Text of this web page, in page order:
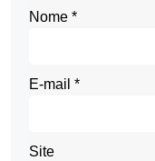
Nome *
E-mail *
Site